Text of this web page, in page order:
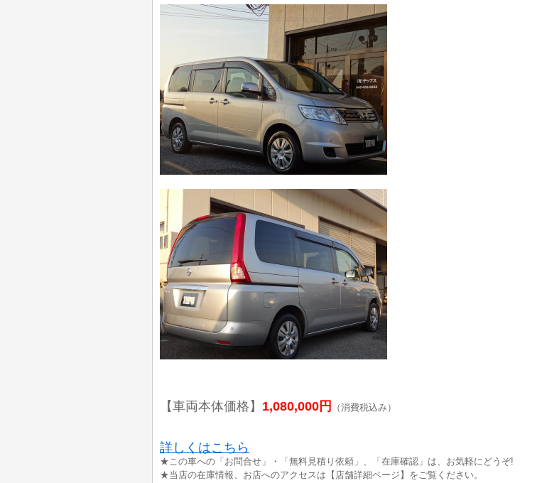
【車両本体価格】 1,080,000円 （消費税込み）
詳しくはこちら
★この車への「お問合せ」・「無料見積り依頼」、「在庫確認」は、お気軽にどうぞ!
★当店の在庫情報、お店へのアクセスは【店舗詳細ページ】をご覧ください。